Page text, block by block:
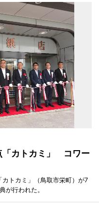
「カトカミ」 コワー
トカミ」（鳥取市栄町）が7
が行われた。